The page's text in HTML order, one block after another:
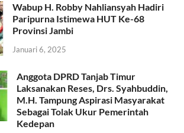
Wabup H. Robby Nahliansyah Hadiri
Paripurna Istimewa HUT Ke-68
Provinsi Jambi
Januari 6, 2025
Anggota DPRD Tanjab Timur
Laksanakan Reses, Drs. Syahbuddin,
M.H. Tampung Aspirasi Masyarakat
Sebagai Tolak Ukur Pemerintah
Kedepan